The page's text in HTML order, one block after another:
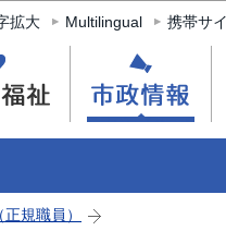
拡大 Multilingual 携帯サ
規職員）